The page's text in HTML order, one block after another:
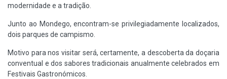
modernidade e a tradição.
Junto ao Mondego, encontram-se privilegiadamente localizados,
dois parques de campismo.
Motivo para nos visitar será, certamente, a descoberta da doçaria
conventual e dos sabores tradicionais anualmente celebrados em
Festivais Gastronómicos.